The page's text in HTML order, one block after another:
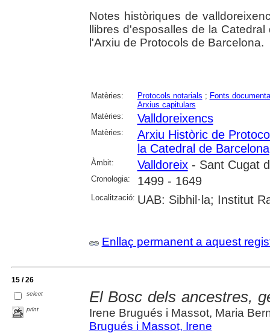
Notes històriques de
llibres d'esposalles de la
l'Arxiu de Protocols de Barcelona.
Matèries: Protocols notarials ; Fonts
Arxius capitulars
Matèries:
Valldoreixencs
Matèries:
Arxiu Històric de
la Catedral de Barcelona
Àmbit: Valldoreix- Sant Cugat
Cronologia: 1499 - 1649
Localització: UAB: Sibhil·la; Institut
Enllaç permanent a aquest
15 / 26
select
print
El Bosc dels ancestres,
Irene Brugués i Massot, Maria
Brugués i Massot, Irene